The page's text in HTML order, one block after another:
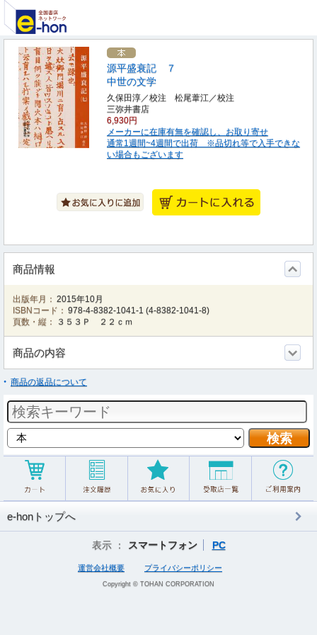
源平盛衰記 ７
中世の文学
久保田淳／校注 松尾葦江／校注
三弥井書店
6,930円
メーカーに在庫有無を確認し、お取り寄せ
通常1週間~4週間で出荷 ※品切れ等で入手できな
い場合もございます
商品情報
出版年月： 2015年10月
ISBNコード： 978-4-8382-1041-1 (4-8382-1041-8)
頁数・縦：
３５３Ｐ ２２ｃｍ
商品の内容
商品の返品について
e-honトップへ
表示 ： スマートフォン PC
運営会社概要 プライバシーポリシー
Copyright © TOHAN CORPORATION